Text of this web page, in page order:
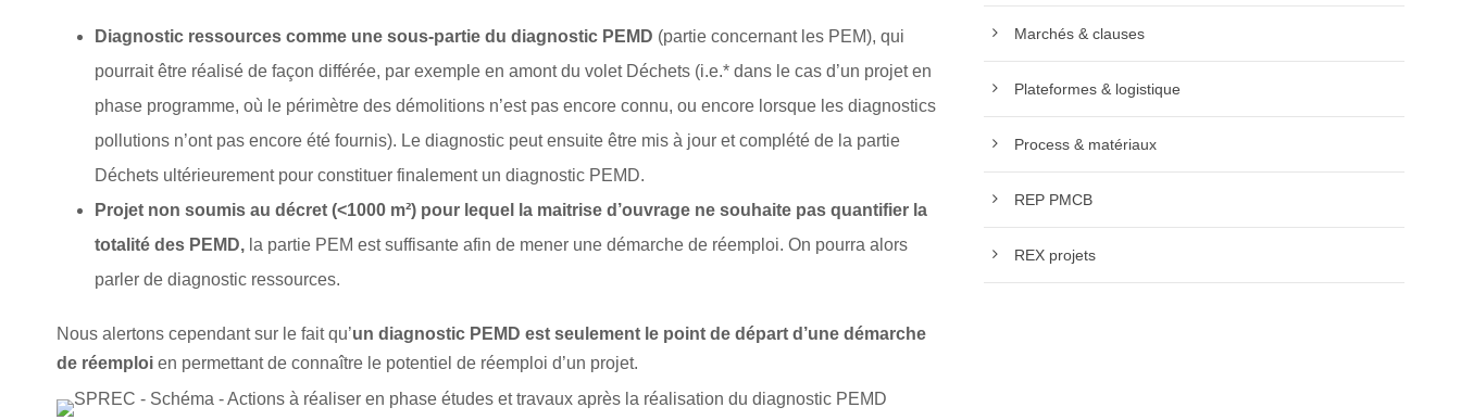
Diagnostic ressources comme une sous-partie du diagnostic PEMD (partie concernant les PEM), qui
pourrait être réalisé de façon différée, par exemple en amont du volet Déchets (i.e.* dans le cas d’un projet en
phase programme, où le périmètre des démolitions n’est pas encore connu, ou encore lorsque les diagnostics
pollutions n’ont pas encore été fournis). Le diagnostic peut ensuite être mis à jour et complété de la partie
Déchets ultérieurement pour constituer finalement un diagnostic PEMD.
Projet non soumis au décret (<1000 m²) pour lequel la maitrise d’ouvrage ne souhaite pas quantifier la
totalité des PEMD, la partie PEM est suffisante afin de mener une démarche de réemploi. On pourra alors
parler de diagnostic ressources.
Nous alertons cependant sur le fait qu’un diagnostic PEMD est seulement le point de départ d’une démarche
de réemploi en permettant de connaître le potentiel de réemploi d’un projet.
Marchés & clauses
Plateformes & logistique
Process & matériaux
REP PMCB
REX projets